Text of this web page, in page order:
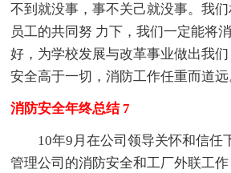
不到就没事，事不关己就没事。我
员工的共同努 力下，我们一定能将
好，为学校发展与改革事业做出我
安全高于一切，消防工作任重而道远
消防安全年终总结 7
10年9月在公司领导关怀和信任
管理公司的消防安全和工厂外联工